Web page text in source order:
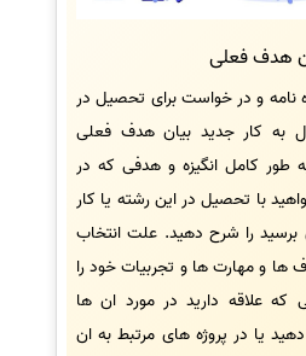
هدف فعلی
نامه و در خواست برای تحصیل در
به کار جدید بیان هدف فعلی
کامل انگیزه و هدفی که در
با تحصیل در این رشته یا کار
را شرح دهید. علت انتخاب
ها و مهارت ها و تجربیات خود را
که علاقه دارید در مورد ان ها
یا در پروژه های مرتبط به ان